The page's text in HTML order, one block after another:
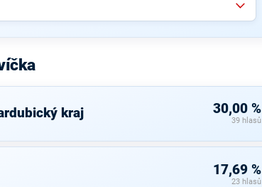
kraj 30,00 %
39 hlasů
17,69 %
23 hlasů